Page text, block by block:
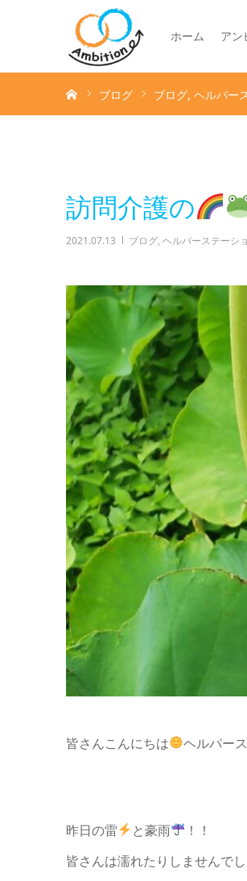
ホーム アン
ブログ ブログ ヘルパー
訪問介護の
2021.07.13 ブログ, ヘルパーステーシ
皆さんこんにちは ヘルパー
昨日の雷 と豪雨
！！
皆さんは濡れたりしませんで